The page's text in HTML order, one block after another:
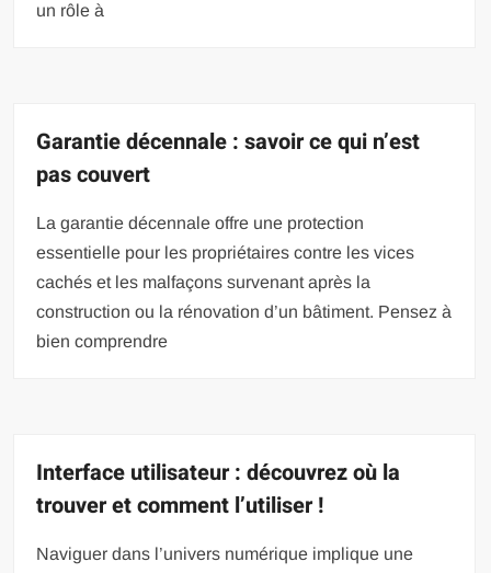
un rôle à
Garantie décennale : savoir ce qui n’est
pas couvert
La garantie décennale offre une protection
essentielle pour les propriétaires contre les vices
cachés et les malfaçons survenant après la
construction ou la rénovation d’un bâtiment. Pensez à
bien comprendre
Interface utilisateur : découvrez où la
trouver et comment l’utiliser !
Naviguer dans l’univers numérique implique une